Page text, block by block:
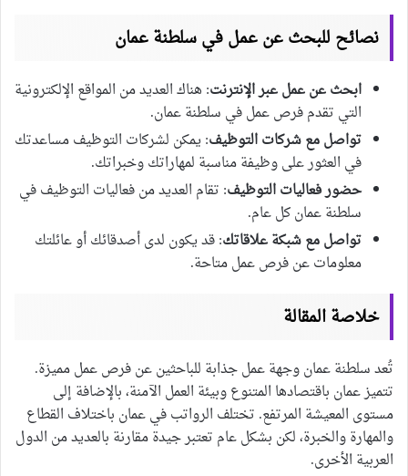
نصائح للبحث عن عمل في سلطنة عمان
ابحث عن عمل عبر الإنترنت: هناك العديد من المواقع الإلكترونية
التي تقدم فرص عمل في سلطنة عمان.
تواصل مع شركات التوظيف: يمكن لشركات التوظيف مساعدتك
في العثور على وظيفة مناسبة لمهاراتك وخبراتك.
حضور فعاليات التوظيف: تقام العديد من فعاليات التوظيف في
سلطنة عمان كل عام.
تواصل مع شبكة علاقاتك: قد يكون لدى أصدقائك أو عائلتك
معلومات عن فرص عمل متاحة.
خلاصة المقالة
تُعد سلطنة عمان وجهة عمل جذابة للباحثين عن فرص عمل مميزة.
تتميز عمان باقتصادها المتنوع وبيئة العمل الآمنة، بالإضافة إلى
مستوى المعيشة المرتفع. تختلف الرواتب في عمان باختلاف القطاع
والمهارة والخبرة، لكن بشكل عام تعتبر جيدة مقارنة بالعديد من الدول
العربية الأخرى.